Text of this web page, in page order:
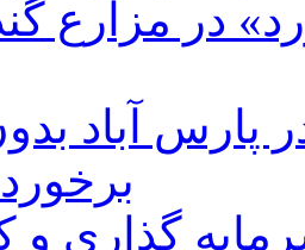
در مزارع
پارس آباد
گذاری و